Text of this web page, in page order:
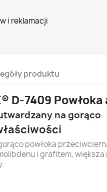
i reklamacji
produktu
D-7409
na gorąco
powłoka
i grafitem, większa